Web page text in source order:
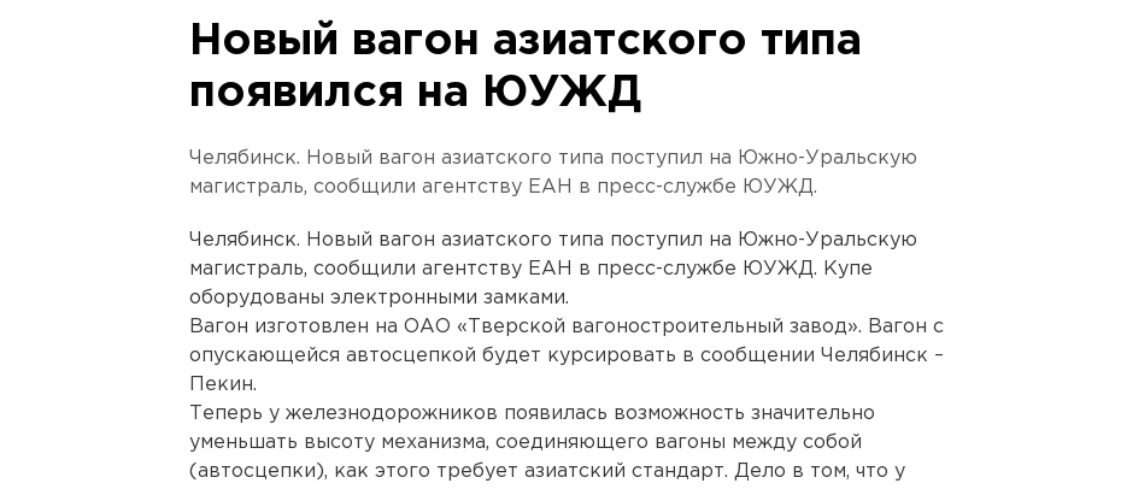
Новый вагон азиатского типа
появился на ЮУЖД
Челябинск. Новый вагон азиатского типа поступил на Южно-Уральскую
магистраль, сообщили агентству ЕАН в пресс-службе ЮУЖД.
Челябинск. Новый вагон азиатского типа поступил на Южно-Уральскую
магистраль, сообщили агентству ЕАН в пресс-службе ЮУЖД. Купе
оборудованы электронными замками.
Вагон изготовлен на ОАО «Тверской вагоностроительный завод». Вагон с
опускающейся автосцепкой будет курсировать в сообщении Челябинск –
Пекин.
Теперь у железнодорожников появилась возможность значительно
уменьшать высоту механизма, соединяющего вагоны между собой
(автосцепки), как этого требует азиатский стандарт. Дело в том, что у